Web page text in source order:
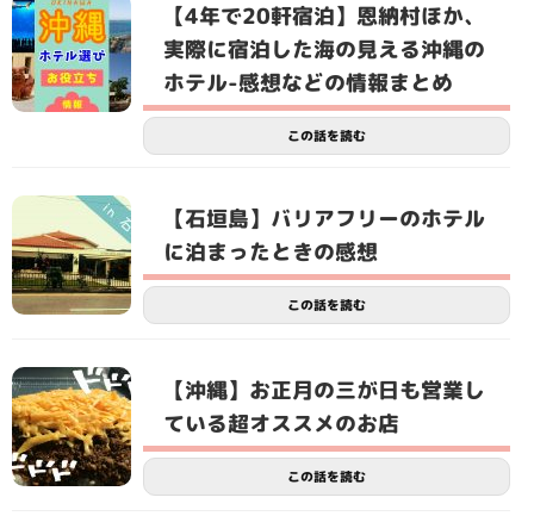
【4年で20軒宿泊】恩納村ほか、
実際に宿泊した海の見える沖縄の
ホテル-感想などの情報まとめ
この話を読む
【石垣島】バリアフリーのホテル
に泊まったときの感想
この話を読む
【沖縄】お正月の三が日も営業し
ている超オススメのお店
この話を読む